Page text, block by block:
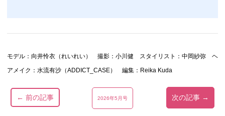
モデル：向井怜衣（れいれい） 撮影：小川健 スタイリスト：中岡紗弥 ヘ
アメイク：水流有沙（ADDICT_CASE） 編集：Reika Kuda
← 前の記事 2026年5月号 次の記事 →